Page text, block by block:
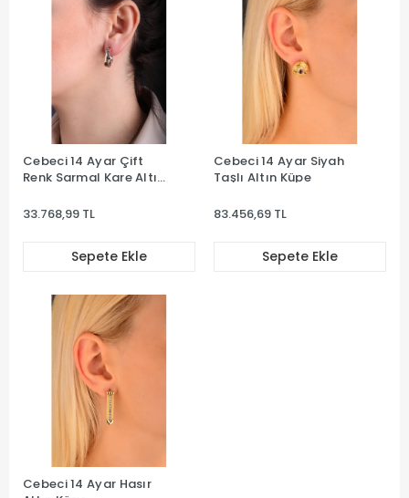
Cebeci 14 Ayar Çift
Renk Sarmal Kare Altın
33.768,99 TL
Sepete Ekle
Cebeci 14 Ayar Siyah
Taşlı Altın Küpe
83.456,69 TL
Sepete Ekle
Cebeci 14 Ayar Hasır